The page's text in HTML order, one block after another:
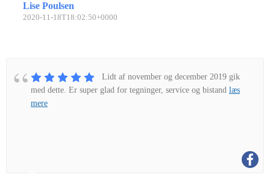
Lise Poulsen
2020-11-18T18:02:50+0000
Lidt af november og december 2019 gik
med dette. Er super glad for tegninger, service og bistand læs
mere